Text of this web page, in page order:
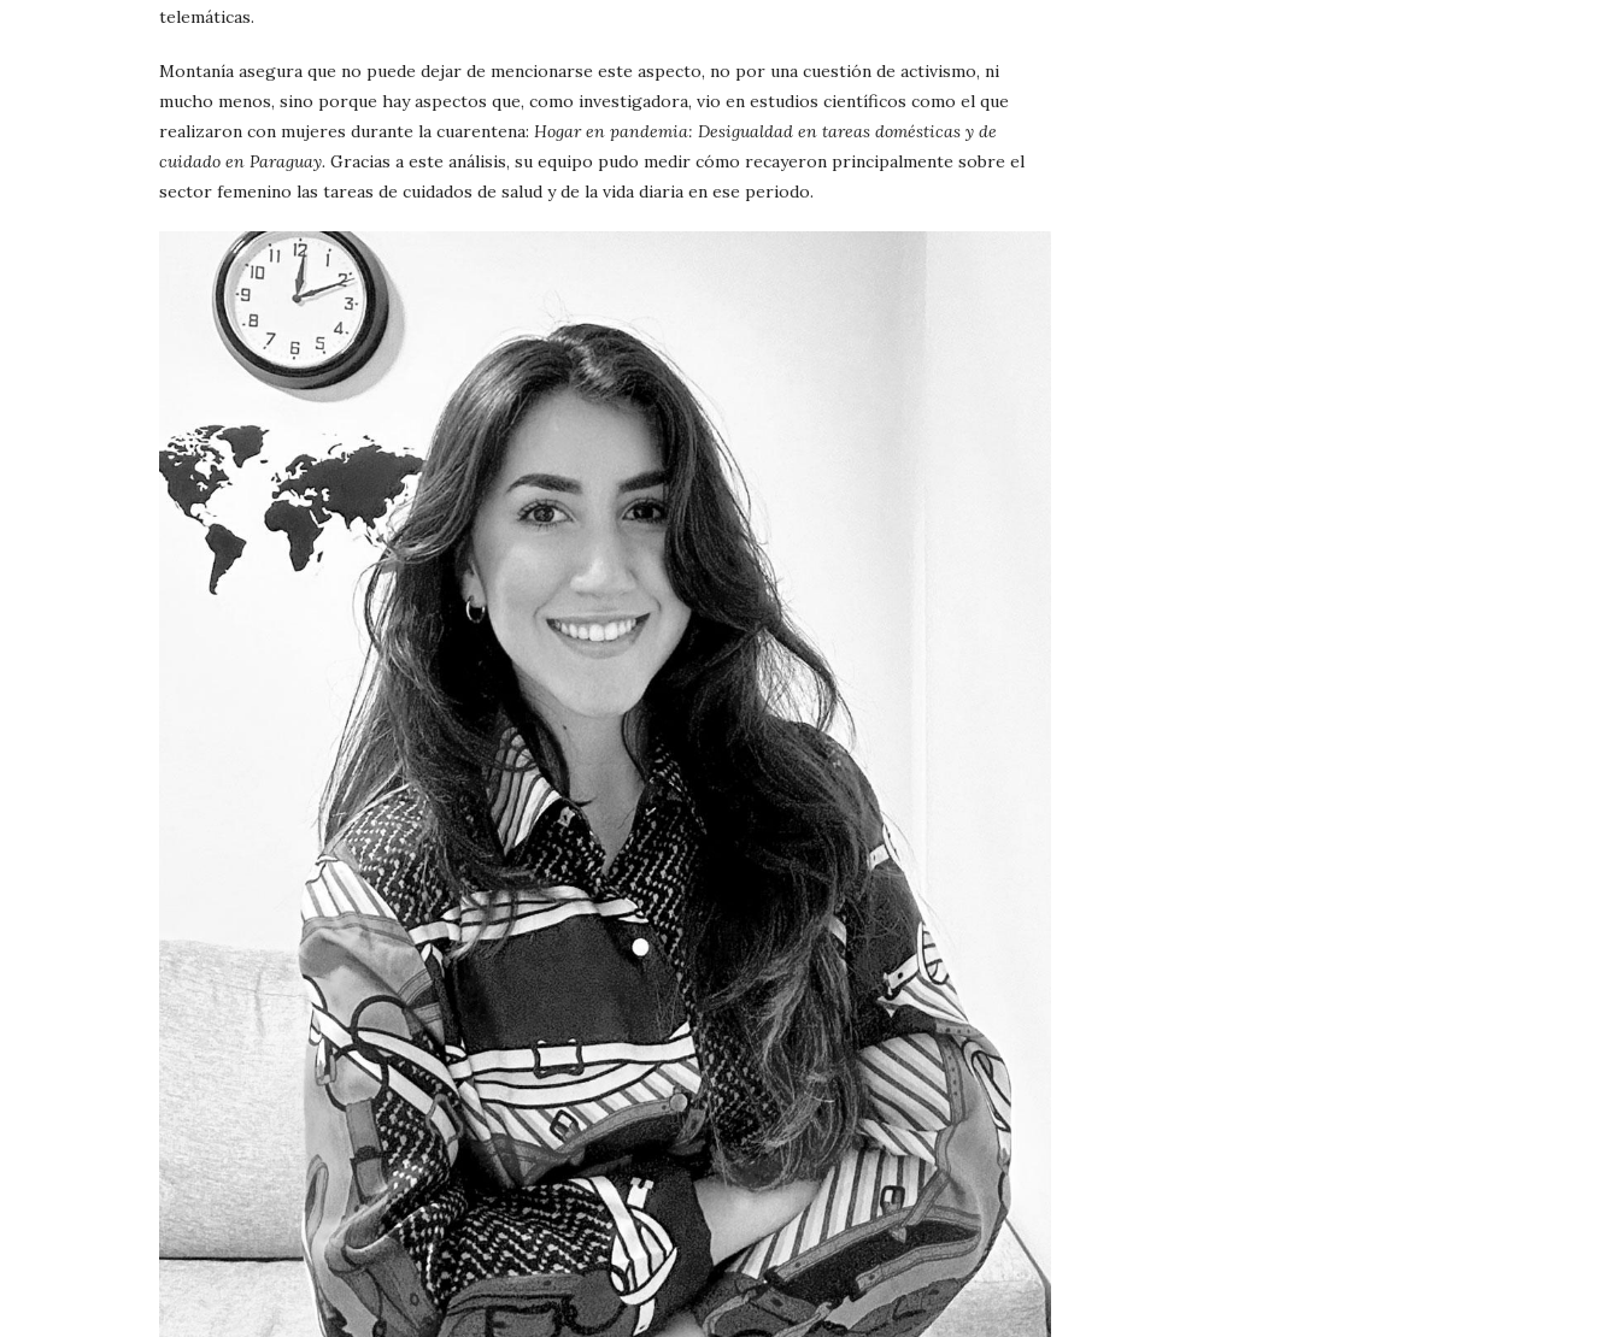
telemáticas.
Montanía asegura que no puede dejar de mencionarse este aspecto, no por una cuestión de activismo, ni
mucho menos, sino porque hay aspectos que, como investigadora, vio en estudios científicos como el que
realizaron con mujeres durante la cuarentena: Hogar en pandemia: Desigualdad en tareas domésticas y de
cuidado en Paraguay. Gracias a este análisis, su equipo pudo medir cómo recayeron principalmente sobre el
sector femenino las tareas de cuidados de salud y de la vida diaria en ese periodo.